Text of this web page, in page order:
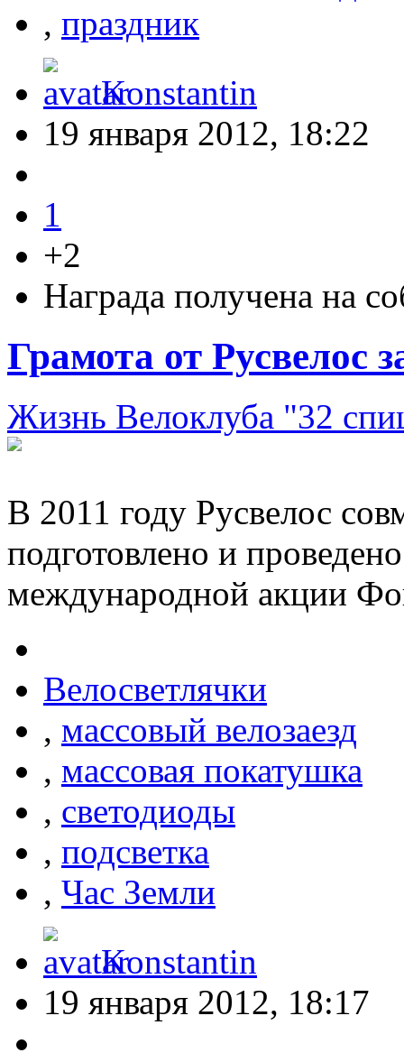
, праздник
Konstantin
19 января 2012, 18:22
1
+2
Награда получена на
Грамота от Русвелос
Жизнь Велоклуба "32
В 2011 году Русвелос
подготовлено и
международной акции
Велосветлячки
, массовый велозаезд
, массовая покатушка
, светодиоды
, подсветка
, Час Земли
Konstantin
19 января 2012, 18:17